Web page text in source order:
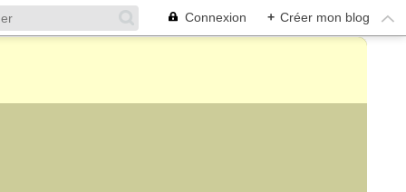
Connexion + Créer mon blog